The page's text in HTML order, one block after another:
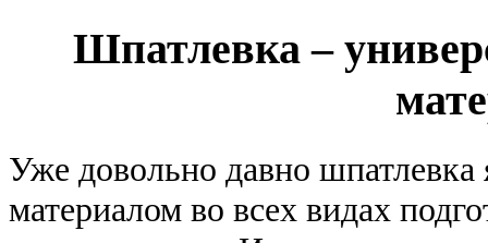
Шпатлевка –
Уже довольно давно
материалом во всех видах